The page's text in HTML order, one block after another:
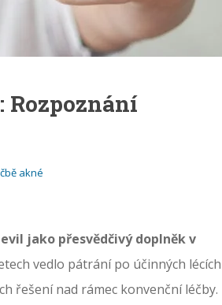
Rozpoznání
akné
jako přesvědčivý doplněk v
vedlo pátrání po účinných lécích
řešení nad rámec konvenční léčby.